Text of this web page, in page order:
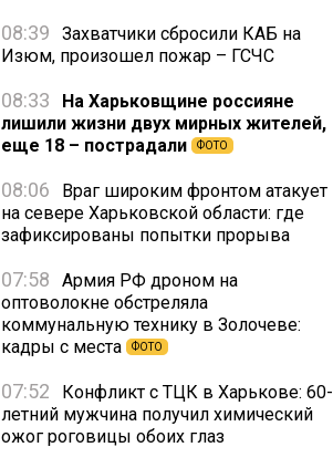
08:39
Захватчики сбросили КАБ на
Изюм, произошел пожар – ГСЧС
08:33
На Харьковщине россияне
лишили жизни двух мирных жителей,
еще 18 – пострадали
ФОТО
08:06
Враг широким фронтом атакует
на севере Харьковской области: где
зафиксированы попытки прорыва
07:58
Армия РФ дроном на
оптоволокне обстреляла
коммунальную технику в Золочеве:
кадры с места
ФОТО
07:52
Конфликт с ТЦК в Харькове: 60-
летний мужчина получил химический
ожог роговицы обоих глаз